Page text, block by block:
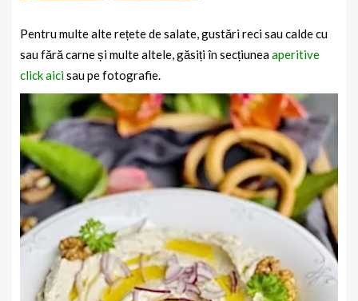
Pentru multe alte rețete de salate, gustări reci sau calde cu
sau fără carne și multe altele, găsiți în secțiuneaaperitive
click aicisau pe fotografie.